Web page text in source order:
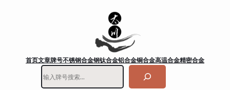
首页文章牌号不锈钢合金钢钛合金铝合金铜合金高温合金精密合金